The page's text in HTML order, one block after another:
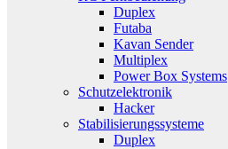
Duplex
Futaba
Kavan Sender
Multiplex
Power Box Systems
Schutzelektronik
Hacker
Stabilisierungssysteme
Duplex